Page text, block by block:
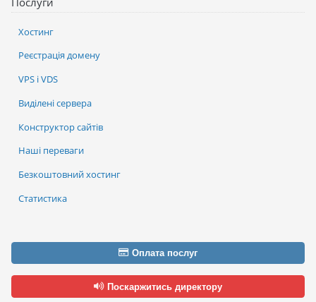
Хостинг
Реєстрація домену
VPS і VDS
Виділені сервера
Конструктор сайтів
Наші переваги
Безкоштовний хостинг
Статистика
Оплата послуг
Поскаржитись директору